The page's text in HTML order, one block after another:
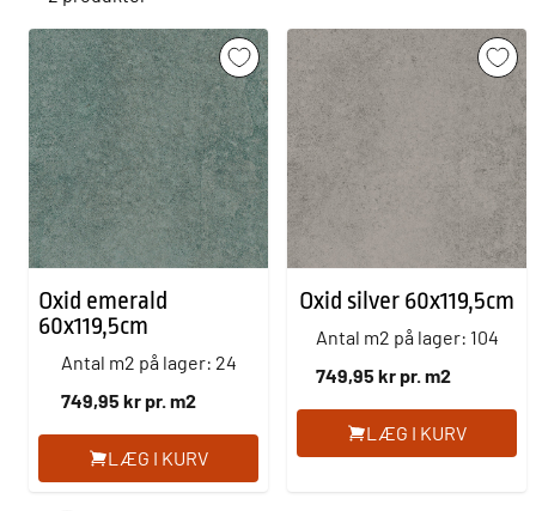
Oxid emerald
60x119,5cm
Antal m2 på lager: 24
749,95 kr pr. m2
LÆG I KURV
Oxid silver 60x119,5cm
Antal m2 på lager: 104
749,95 kr pr. m2
LÆG I KURV